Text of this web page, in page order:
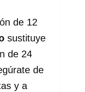
de 12
sustituye
de 24
de
y a